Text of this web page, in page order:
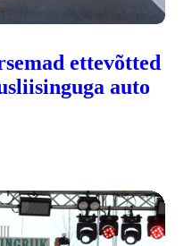
ettevõtted
auto